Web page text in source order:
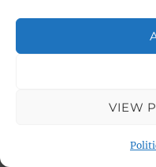
VIEW
conscientisation
matérialisation
De l’Être au